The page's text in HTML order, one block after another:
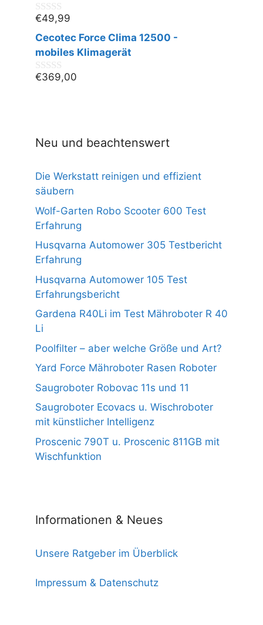
0
v
o
n
€49,99
Cecotec Force Clima 12500 -
mobiles Klimagerät
0
€369,00
Neu und beachtenswert
Die Werkstatt reinigen und effizient
säubern
Wolf-Garten Robo Scooter 600 Test
Erfahrung
Husqvarna Automower 305 Testbericht
Erfahrung
Husqvarna Automower 105 Test
Erfahrungsbericht
Gardena R40Li im Test Mähroboter R 40
Li
Poolfilter – aber welche Größe und Art?
Yard Force Mähroboter Rasen Roboter
Saugroboter Robovac 11s und 11
Saugroboter Ecovacs u. Wischroboter
mit künstlicher Intelligenz
Proscenic 790T u. Proscenic 811GB mit
Wischfunktion
Informationen & Neues
Unsere Ratgeber im Überblick
Impressum & Datenschutz